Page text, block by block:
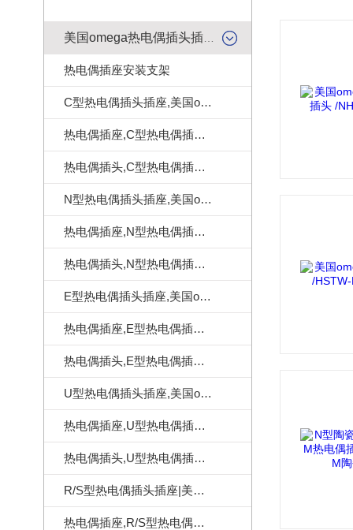
热电偶插座安装支架
C型热电偶插头插座,美国omega热电偶连接器
热电偶插座,C型热电偶插座|美国omega热电偶插座
热电偶插头,C型热电偶插头|美国omega热电偶插头
N型热电偶插头插座,美国omega热电偶连接器
热电偶插座,N型热电偶插座,美国omega热电偶插座
热电偶插头,N型热电偶插头,美国omega热电偶插头
E型热电偶插头插座,美国omega热电偶连接器
热电偶插座,E型热电偶插座,美国omega热电偶插座
热电偶插头,E型热电偶插头,美国omega热电偶插头
U型热电偶插头插座,美国omega热电偶连接器
热电偶插座,U型热电偶插座,美国omega热电偶插座
热电偶插头,U型热电偶插头,美国omega热电偶插头
R/S型热电偶插头插座|美国omega热电偶连接器
热电偶插座,R/S型热电偶插座,美国omega热电偶插座